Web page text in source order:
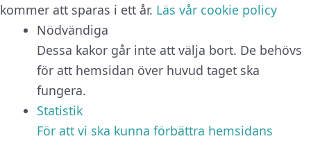
kommer att sparas i ett år. Läs vår cookie policy
Nödvändiga
Dessa kakor går inte att välja bort. De behövs
för att hemsidan över huvud taget ska
fungera.
Statistik
För att vi ska kunna förbättra hemsidans